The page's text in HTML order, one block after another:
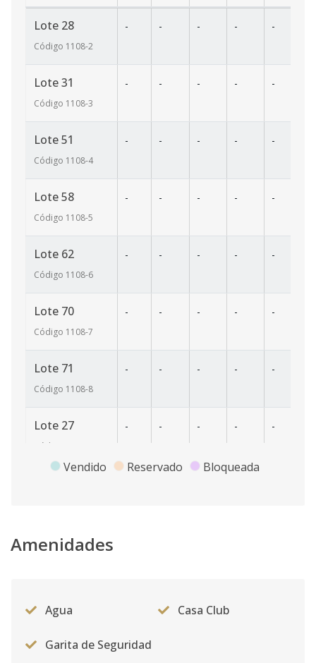
Lote 28
Código 1108-2
- - - - -
Lote 31
Código 1108-3
- - - - -
Lote 51
Código 1108-4
- - - - -
Lote 58
Código 1108-5
- - - - -
Lote 62
Código 1108-6
- - - - -
Lote 70
Código 1108-7
- - - - -
Lote 71
Código 1108-8
- - - - -
Lote 27
Código
- - - - -
Vendido Reservado Bloqueada
Amenidades
Agua Casa Club
Garita de Seguridad